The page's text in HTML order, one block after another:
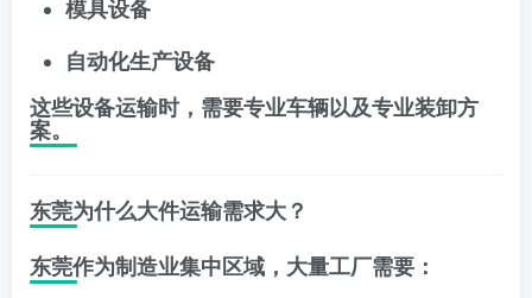
模具设备
自动化生产设备
这些设备运输时，需要专业车辆以及专业装卸方
案。
东莞为什么大件运输需求大？
东莞作为制造业集中区域，大量工厂需要：